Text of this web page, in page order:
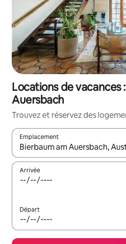
Locations de vacances
Auersbach
Trouvez et réservez des
Emplacement
Quand les résultats sont
Arrivée
Départ